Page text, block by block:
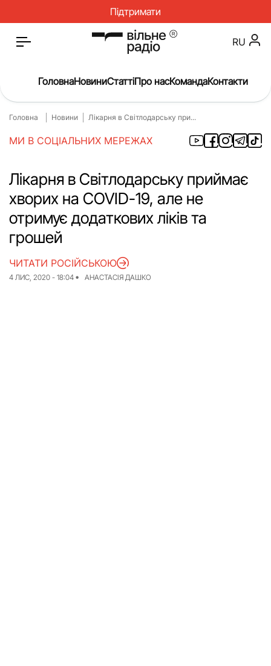
Підтримати
Головна
Новини
Окупація
Про нас
Війна
Гроші
Освіта
Інструкції
Медицина
ЖКГ
RU
ГоловнаНовиниСтаттіПро насКомандаКонтакти
Головна Новини Лікарня в Світлодарську при...
МИ В СОЦІАЛЬНИХ МЕРЕЖАХ
Лікарня в Світлодарську приймає
хворих на СOVID-19, але не
отримує додаткових ліків та
грошей
4 ЛИС, 2020 - 18:04 АНАСТАСІЯ ДАШКО
ЧИТАТИ РОСІЙСЬКОЮ